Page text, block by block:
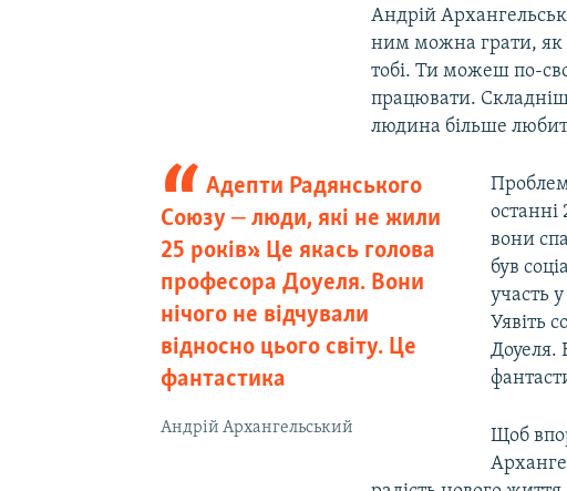
Андрій
ним можна грати, як
тобі. Ти можеш по-
працювати.
людина більше
Адепти Радянського
Союзу ‒ люди, які не жили
25 років». Це якась голова
професора Доуеля. Вони
нічого не відчували
відносно цього світу. Це
фантастика
Андрій Архангельський
останні
вони
був
участь
Уявіть
Доуеля.
Щоб